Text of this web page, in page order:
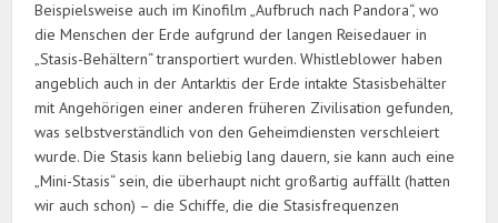
Beispielsweise auch im Kinofilm „Aufbruch nach Pandora“, wo
die Menschen der Erde aufgrund der langen Reisedauer in
„Stasis-Behältern“ transportiert wurden. Whistleblower haben
angeblich auch in der Antarktis der Erde intakte Stasisbehälter
mit Angehörigen einer anderen früheren Zivilisation gefunden,
was selbstverständlich von den Geheimdiensten verschleiert
wurde. Die Stasis kann beliebig lang dauern, sie kann auch eine
„Mini-Stasis“ sein, die überhaupt nicht großartig auffällt (hatten
wir auch schon) – die Schiffe, die die Stasisfrequenzen